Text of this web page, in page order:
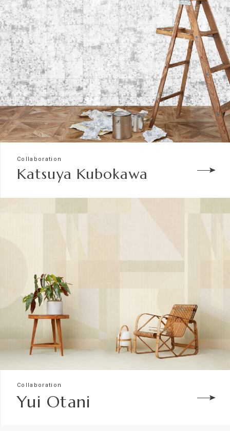
Collaboration
Katsuya Kubokawa
Collaboration
Yui Otani